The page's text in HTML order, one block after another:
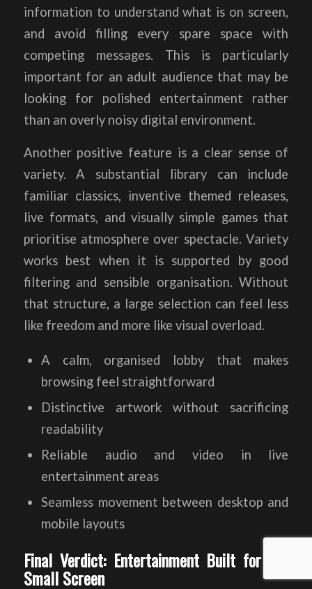
information to understand what is on screen,
and avoid filling every spare space with
competing messages. This is particularly
important for an adult audience that may be
looking for polished entertainment rather
than an overly noisy digital environment.
Another positive feature is a clear sense of
variety. A substantial library can include
familiar classics, inventive themed releases,
live formats, and visually simple games that
prioritise atmosphere over spectacle. Variety
works best when it is supported by good
filtering and sensible organisation. Without
that structure, a large selection can feel less
like freedom and more like visual overload.
A calm, organised lobby that makes
browsing feel straightforward
Distinctive artwork without sacrificing
readability
Reliable audio and video in live
entertainment areas
Seamless movement between desktop and
mobile layouts
Final Verdict: Entertainment Built for the
Small Screen